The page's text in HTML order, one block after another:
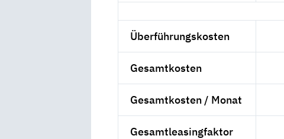
Überführungskosten
Gesamtkosten
Gesamtkosten / Monat
Gesamtleasingfaktor